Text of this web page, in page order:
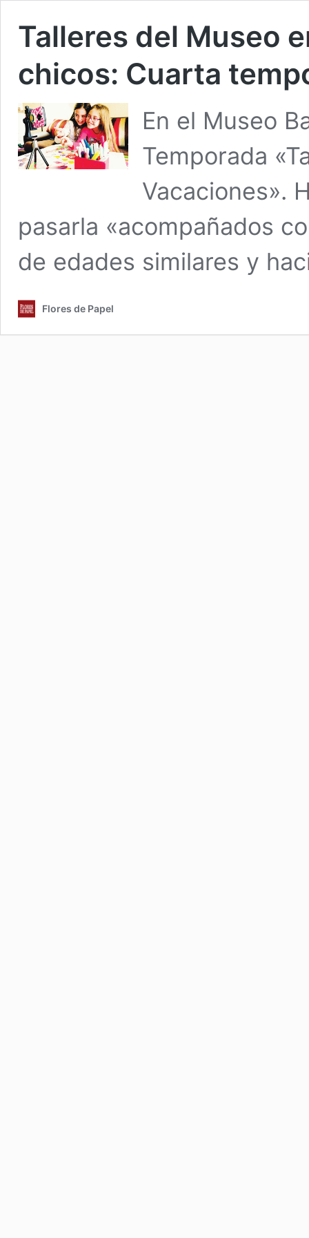
Talleres del Museo
chicos: Cuarta
En el Museo
Temporada
Vacaciones».
pasarla «acompañados
de edades similares y
Flores de Papel